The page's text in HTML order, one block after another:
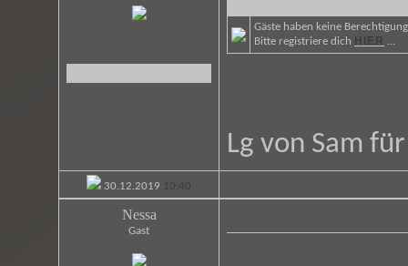
Gäste haben keine
Bitte registriere dich HIER ...
Lg von Sam
30.12.2019 10:40
Nessa
Gast